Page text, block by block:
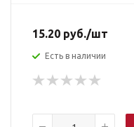
15.20 руб./шт
Есть в наличии